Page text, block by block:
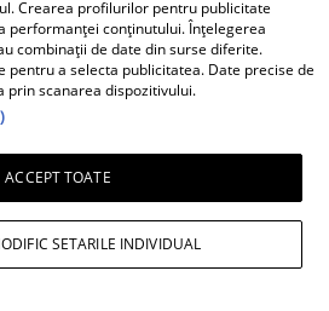
continuarea a vorbit
despre cel mai
DUREROS detaliu:
mă...”
a
Crearea profilurilor pentru publicitate
performanței conținutului. Înțelegerea
combinații de date din surse diferite.
pentru a selecta publicitatea. Date precise de
prin scanarea dispozitivului.
ACCEPT TOATE
SETARILE INDIVIDUAL